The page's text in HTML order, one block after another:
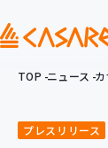
会社情報
TOP ニュース
プレスリリース